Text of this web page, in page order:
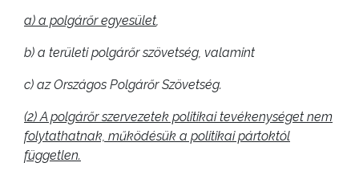
CÉGEK
INTÉZMÉNYEK
NYOMTATVÁNYOK
E-
ÜGYINTÉZÉS
a) a polgárőr egyesület,
b) a területi polgárőr szövetség, valamint
c) az Országos Polgárőr Szövetség.
(2) A polgárőr szervezetek politikai tevékenységet nem
folytathatnak, működésük a politikai pártoktól
független.